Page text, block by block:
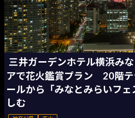
三井ガーデンホテル横浜み
アで花火鑑賞プラン 20階テ
ールから「みなとみらいフ
しむ